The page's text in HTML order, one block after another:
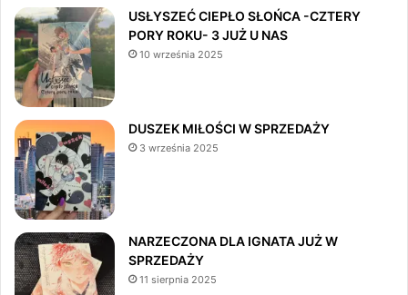
b
k
a
T
o
USŁYSZEĆ CIEPŁO SŁOŃCA -CZTERY
PORY ROKU- 3 JUŻ U NAS
10 września 2025
DUSZEK MIŁOŚCI W SPRZEDAŻY
3 września 2025
NARZECZONA DLA IGNATA JUŻ W
SPRZEDAŻY
11 sierpnia 2025